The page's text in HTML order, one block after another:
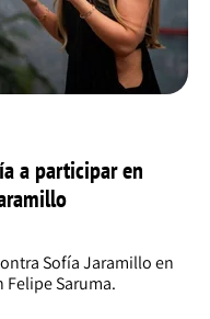
a participar en
Sofía Jaramillo en
Felipe Saruma.